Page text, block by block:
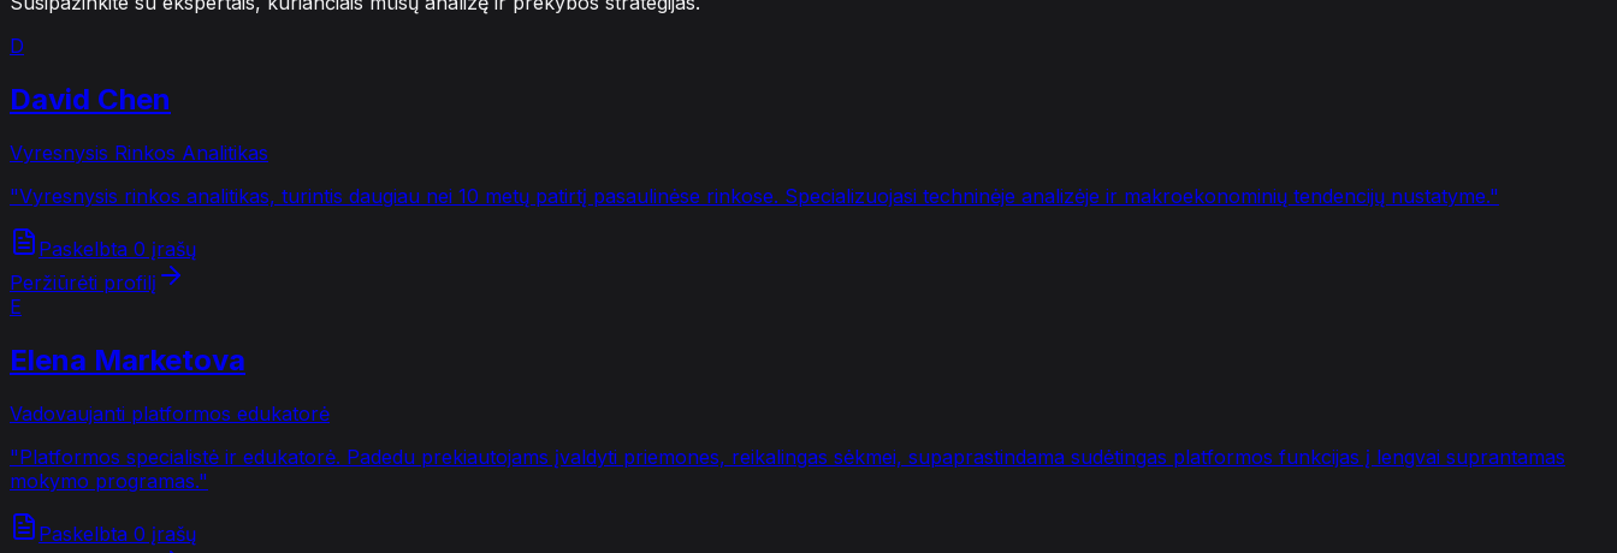
D
David Chen
Vyresnysis Rinkos Analitikas
"Vyresnysis rinkos analitikas, turintis daugiau nei 10 metų patirtį pasaulinėse rinkose. Specializuojasi techninėje analizėje ir makroekonominių tendencijų nustatyme."
Paskelbta 0 įrašų
Peržiūrėti profilį
E
Elena Marketova
Vadovaujanti platformos edukatorė
"Platformos specialistė ir edukatorė. Padedu prekiautojams įvaldyti priemones, reikalingas sėkmei, supaprastindama sudėtingas platformos funkcijas į lengvai suprantamas
mokymo programas."
Paskelbta 0 įrašų